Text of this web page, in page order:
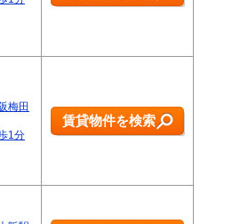
梅田
1分
賃貸物件を検索